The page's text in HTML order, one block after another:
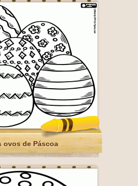
ovos de Páscoa